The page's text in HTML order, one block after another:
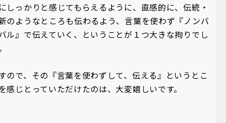
しっかりと感じてもらえるように、直感的に、伝統・
のようなところも伝わるよう、言葉を使わず『ノンバ
ル』で伝えていく、ということが１つ大きな拘りでし
ので、その『言葉を使わずして、伝える』というとこ
感じとっていただけたのは、大変嬉しいです。